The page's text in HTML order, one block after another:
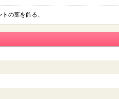
の葉を飾る。